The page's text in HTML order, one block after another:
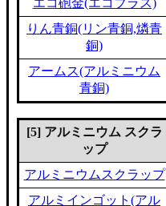
エコ砲金(エコブラス)
りん青銅(リン青銅,燐青
銅)
アームス(アルミニウム
青銅)
[5] アルミニウム スクラ
ップ
アルミニウムスクラップ
アルミインゴット(アル